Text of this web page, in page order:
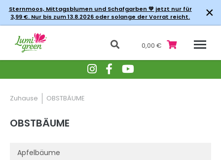
Sternmoos, Mittagsblumen und Schafgarben 💚 jetzt nur für
3,99 €. Nur bis zum 13.8.2026 oder solange der Vorrat reicht.
×
0,00 €
Zuhause OBSTBÄUME
OBSTBÄUME
Apfelbäume